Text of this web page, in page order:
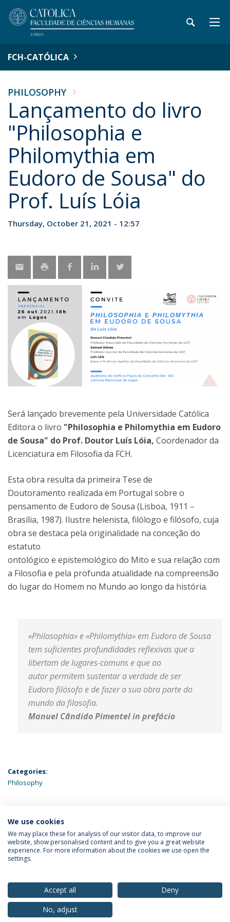
FCH-CATÓLICA
PHILOSOPHY
Lançamento do livro
"Philosophia e
Philomythia em
Eudoro de Sousa" do
Prof. Luís Lóia
Thursday, October 21, 2021 - 12:57
Será lançado brevemente pela Universidade Católica
Editora o livro "Philosophia e Philomythia em Eudoro
de Sousa" do Prof. Doutor Luís Lóia, Coordenador da
Licenciatura em Filosofia da FCH.
Esta obra resulta da primeira Tese de
Doutoramento realizada em Portugal sobre o
pensamento de Eudoro de Sousa (Lisboa, 1911 –
Brasília, 1987). Ilustre helenista, filólogo e filósofo, cuja
obra se destaca pela originalidade na conceção do
estatuto
ontológico e epistemológico do Mito e sua relação com
a Filosofia e pela profunda atualidade na compreensão
do lugar do Homem no Mundo ao longo da história.
«Philosophia» e «Philomythia» em Eudoro de Sousa
tem suficientes profundidades reflexivas que a
libertam de lugares-comuns e que ao
autor permitem sustentar a verdade de ser
Eudoro filósofo e de fazer a sua obra parte do
mundo da filosofia.
Manuel Cândido Pimentel in prefácio
Categories:
Philosophy
LATEST NEWS
Privacy Policy
© 2026 Universidade Católica Portuguesa
We use cookies
We may place these for analysis of our visitor data, to improve our
website, show personalised content and to give you a great website
experience. For more information about the cookies we use open the
settings.
Accept all
Deny
No, adjust